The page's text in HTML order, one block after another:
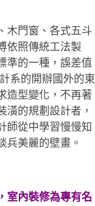
木門窗、各式五斗
依照傳統工法製
準的一種，誤差值
系的開辦國外的東
造型變化，不再著
的規劃設計者，
師從中學習慢慢知
兵美麗的壁畫。
室內裝修為專有名